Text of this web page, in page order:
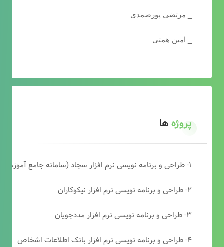
_ مرتضی پورصمدی
_ امین همتی
پروژهها
۱- طراحی و برنامه نویسی نرم افزار سجاد (سامانه جامع آموزشی دارالقرآن)
۲- طراحی و برنامه نویسی نرم افزار نیکوکاران
۳- طراحی و برنامه نویسی نرم افزار مددجویان
۴- طراحی و برنامه نویسی نرم افزار بانک اطلاعات اشخاص